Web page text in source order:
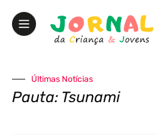
Últimas Notícias
Pauta: Tsunami